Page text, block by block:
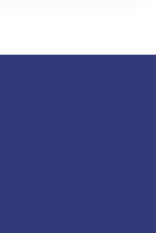
hàm và